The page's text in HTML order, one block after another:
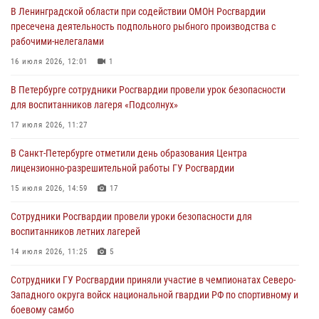
03 августа 2026, 14:15 3 1
Росгвардейцы приняли участие в Большом семейном фестивале
03 августа 2026, 13:26
В Ленинградской области сотрудники Росгвардии обнаружили
пропавшего мальчика с нарушением слуха и помогли ему вернуться
домой
В Санкт-Петербурге при содействии СОБР Росгвардии задержаны
подозреваемые в мошеннических действиях
Сотрудники ГУ Росгвардии приняли участие в чемпионатах Северо-
Западного округа войск национальной гвардии РФ по спортивному и
03 августа 2026, 10:07 7 1
В Ленинградской области при содействии ОМОН Росгвардии
пресечена деятельность подпольного рыбного производства с
рабочими-нелегалами
16 июля 2026, 12:01 1
В Петербурге сотрудники Росгвардии провели урок безопасности
для воспитанников лагеря «Подсолнух»
17 июля 2026, 11:27
В Санкт-Петербурге отметили день образования Центра
лицензионно-разрешительной работы ГУ Росгвардии
15 июля 2026, 14:59 17
Сотрудники Росгвардии провели уроки безопасности для
воспитанников летних лагерей
14 июля 2026, 11:25 5
Сотрудники ГУ Росгвардии приняли участие в чемпионатах Северо-
Западного округа войск национальной гвардии РФ по спортивному и
боевому самбо